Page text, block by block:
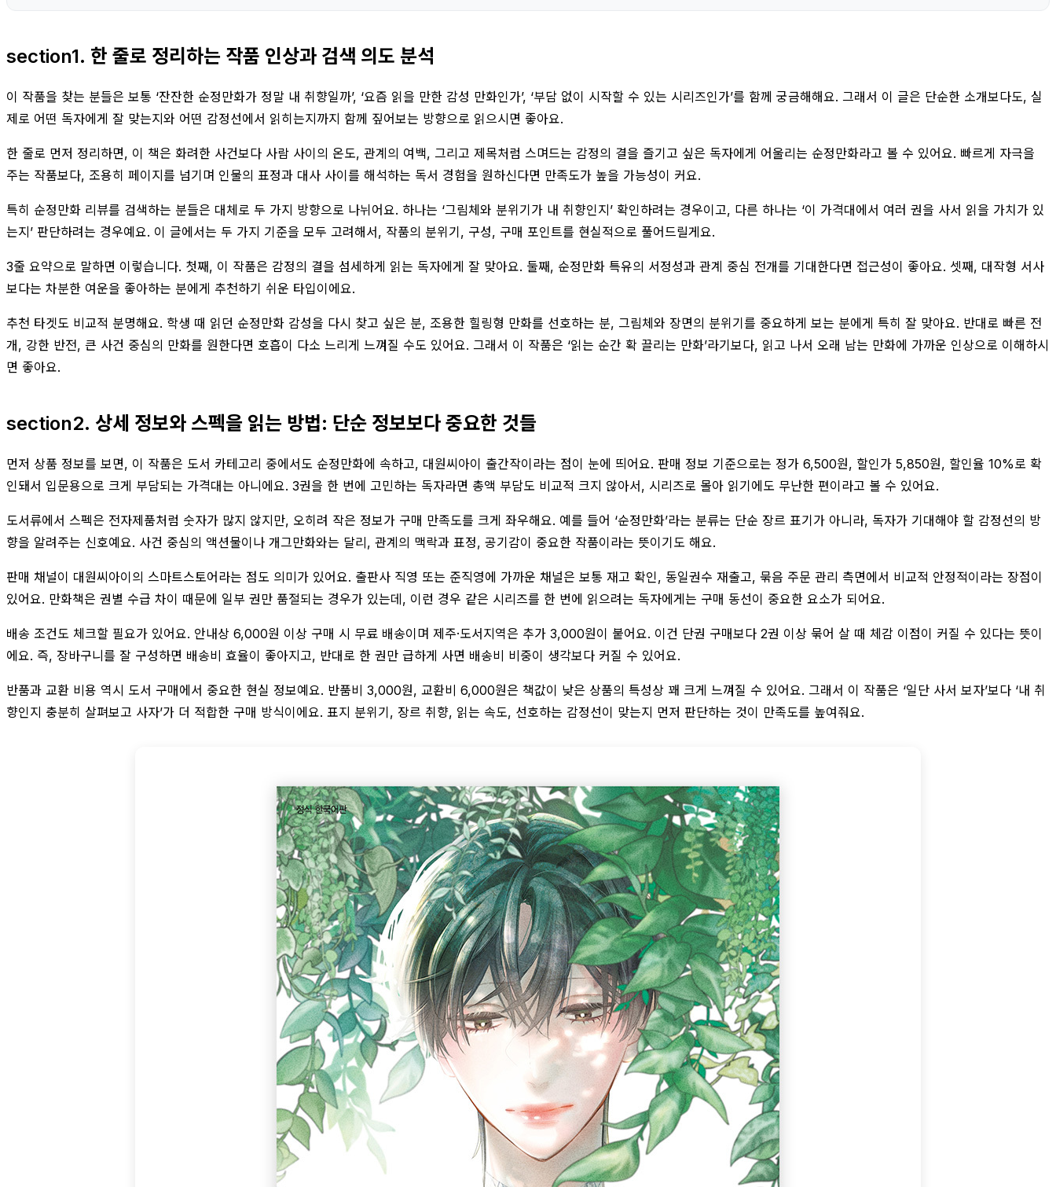
section1. 한 줄로 정리하는 작품 인상과 검색 의도 분석
이 작품을 찾는 분들은 보통 ‘잔잔한 순정만화가 정말 내 취향일까’, ‘요즘 읽을 만한 감성 만화인가’, ‘부담 없이 시작할 수 있는 시리즈인가’를 함께 궁금해해요. 그래서 이 글은 단순한 소개보다도, 실
제로 어떤 독자에게 잘 맞는지와 어떤 감정선에서 읽히는지까지 함께 짚어보는 방향으로 읽으시면 좋아요.
한 줄로 먼저 정리하면, 이 책은 화려한 사건보다 사람 사이의 온도, 관계의 여백, 그리고 제목처럼 스며드는 감정의 결을 즐기고 싶은 독자에게 어울리는 순정만화라고 볼 수 있어요. 빠르게 자극을
주는 작품보다, 조용히 페이지를 넘기며 인물의 표정과 대사 사이를 해석하는 독서 경험을 원하신다면 만족도가 높을 가능성이 커요.
특히 순정만화 리뷰를 검색하는 분들은 대체로 두 가지 방향으로 나뉘어요. 하나는 ‘그림체와 분위기가 내 취향인지’ 확인하려는 경우이고, 다른 하나는 ‘이 가격대에서 여러 권을 사서 읽을 가치가 있
는지’ 판단하려는 경우예요. 이 글에서는 두 가지 기준을 모두 고려해서, 작품의 분위기, 구성, 구매 포인트를 현실적으로 풀어드릴게요.
3줄 요약으로 말하면 이렇습니다. 첫째, 이 작품은 감정의 결을 섬세하게 읽는 독자에게 잘 맞아요. 둘째, 순정만화 특유의 서정성과 관계 중심 전개를 기대한다면 접근성이 좋아요. 셋째, 대작형 서사
보다는 차분한 여운을 좋아하는 분에게 추천하기 쉬운 타입이에요.
추천 타겟도 비교적 분명해요. 학생 때 읽던 순정만화 감성을 다시 찾고 싶은 분, 조용한 힐링형 만화를 선호하는 분, 그림체와 장면의 분위기를 중요하게 보는 분에게 특히 잘 맞아요. 반대로 빠른 전
개, 강한 반전, 큰 사건 중심의 만화를 원한다면 호흡이 다소 느리게 느껴질 수도 있어요. 그래서 이 작품은 ‘읽는 순간 확 끌리는 만화’라기보다, 읽고 나서 오래 남는 만화에 가까운 인상으로 이해하시
면 좋아요.
section2. 상세 정보와 스펙을 읽는 방법: 단순 정보보다 중요한 것들
먼저 상품 정보를 보면, 이 작품은 도서 카테고리 중에서도 순정만화에 속하고, 대원씨아이 출간작이라는 점이 눈에 띄어요. 판매 정보 기준으로는 정가 6,500원, 할인가 5,850원, 할인율 10%로 확
인돼서 입문용으로 크게 부담되는 가격대는 아니에요. 3권을 한 번에 고민하는 독자라면 총액 부담도 비교적 크지 않아서, 시리즈로 몰아 읽기에도 무난한 편이라고 볼 수 있어요.
도서류에서 스펙은 전자제품처럼 숫자가 많지 않지만, 오히려 작은 정보가 구매 만족도를 크게 좌우해요. 예를 들어 ‘순정만화’라는 분류는 단순 장르 표기가 아니라, 독자가 기대해야 할 감정선의 방
향을 알려주는 신호예요. 사건 중심의 액션물이나 개그만화와는 달리, 관계의 맥락과 표정, 공기감이 중요한 작품이라는 뜻이기도 해요.
판매 채널이 대원씨아이의 스마트스토어라는 점도 의미가 있어요. 출판사 직영 또는 준직영에 가까운 채널은 보통 재고 확인, 동일권수 재출고, 묶음 주문 관리 측면에서 비교적 안정적이라는 장점이
있어요. 만화책은 권별 수급 차이 때문에 일부 권만 품절되는 경우가 있는데, 이런 경우 같은 시리즈를 한 번에 읽으려는 독자에게는 구매 동선이 중요한 요소가 되어요.
배송 조건도 체크할 필요가 있어요. 안내상 6,000원 이상 구매 시 무료 배송이며 제주·도서지역은 추가 3,000원이 붙어요. 이건 단권 구매보다 2권 이상 묶어 살 때 체감 이점이 커질 수 있다는 뜻이
에요. 즉, 장바구니를 잘 구성하면 배송비 효율이 좋아지고, 반대로 한 권만 급하게 사면 배송비 비중이 생각보다 커질 수 있어요.
반품과 교환 비용 역시 도서 구매에서 중요한 현실 정보예요. 반품비 3,000원, 교환비 6,000원은 책값이 낮은 상품의 특성상 꽤 크게 느껴질 수 있어요. 그래서 이 작품은 ‘일단 사서 보자’보다 ‘내 취
향인지 충분히 살펴보고 사자’가 더 적합한 구매 방식이에요. 표지 분위기, 장르 취향, 읽는 속도, 선호하는 감정선이 맞는지 먼저 판단하는 것이 만족도를 높여줘요.